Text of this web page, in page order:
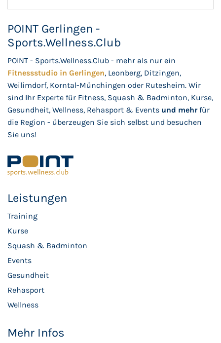
POINT Gerlingen -
Sports.Wellness.Club
POINT - Sports.Wellness.Club - mehr als nur ein
Fitnessstudio in Gerlingen, Leonberg, Ditzingen,
Weilimdorf, Korntal-Münchingen oder Rutesheim. Wir
sind Ihr Experte für Fitness, Squash & Badminton, Kurse,
Gesundheit, Wellness, Rehasport & Events und mehrfür
die Region - überzeugen Sie sich selbst und besuchen
Sie uns!
Leistungen
Training
Kurse
Squash & Badminton
Events
Gesundheit
Rehasport
Wellness
Mehr Infos